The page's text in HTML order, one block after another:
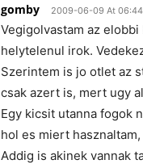
gomby 2009-06-09 At 06:44
Vegigolvastam az
helytelenul irok.
Szerintem is jo otlet az
csak azert is, mert ugy
Egy kicsit utanna fogok
hol es miert
Addig is akinek vannak